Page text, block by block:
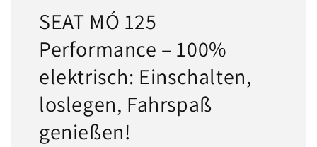
SEAT MÓ 125
Performance – 100%
elektrisch: Einschalten,
loslegen, Fahrspaß
genießen!